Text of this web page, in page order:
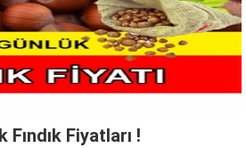
Fındık Fiyatları !